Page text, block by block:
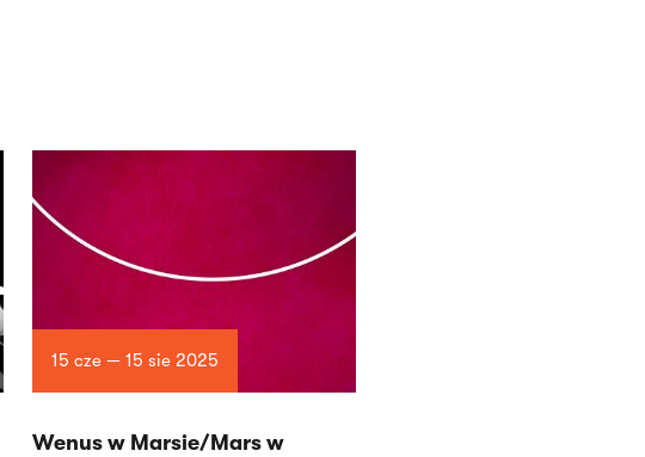
15 cze — 15 sie 2025
Wenus w Marsie/Mars w